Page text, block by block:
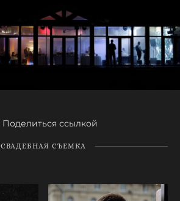
Поделиться ссылкой
СВАДЕБНАЯ СЪЕМКА